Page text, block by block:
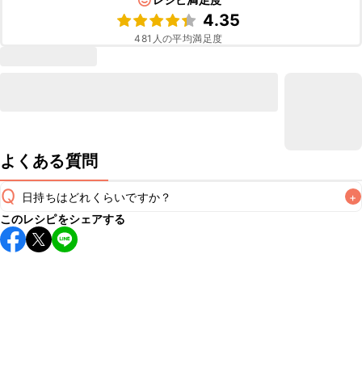
4.35
481 人の平均満足度
よくある質問
Q 日持ちはどれくらいですか？ +
保存期間は冷蔵で2~3日が目安です。なるべくお早めにお召
し上がりください。
このレシピをシェアする